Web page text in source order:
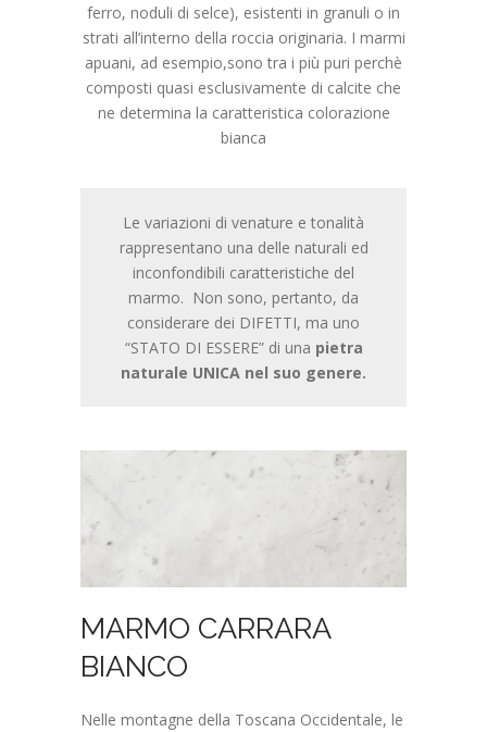
ferro, noduli di selce), esistenti in granuli o in
strati all’interno della roccia originaria. I marmi
apuani, ad esempio,sono tra i più puri perchè
composti quasi esclusivamente di calcite che
ne determina la caratteristica colorazione
bianca
Le variazioni di venature e tonalità
rappresentano una delle naturali ed
inconfondibili caratteristiche del
marmo. Non sono, pertanto, da
considerare dei DIFETTI, ma uno
“STATO DI ESSERE” di una pietra
naturale UNICA nel suo genere.
MARMO CARRARA
BIANCO
Nelle montagne della Toscana Occidentale, le